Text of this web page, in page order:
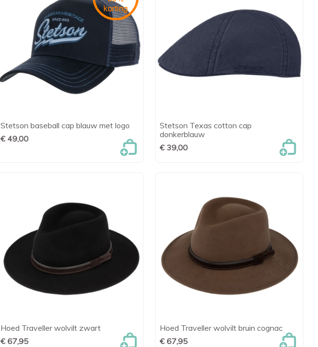
 Snel bekijken
Stetson baseball cap blauw met logo
€ 49,00
 Snel bekijken
Stetson Texas cotton cap
donkerblauw
€ 39,00
 Snel bekijken
Hoed Traveller wolvilt zwart
€ 67,95
 Snel bekijken
Hoed Traveller wolvilt bruin cognac
€ 67,95